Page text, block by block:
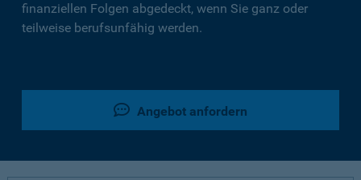
finanziellen Folgen abgedeckt, wenn Sie ganz oder
teilweise berufsunfähig werden.
Angebot anfordern